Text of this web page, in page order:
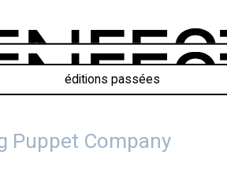
éditions passées
Puppet Company